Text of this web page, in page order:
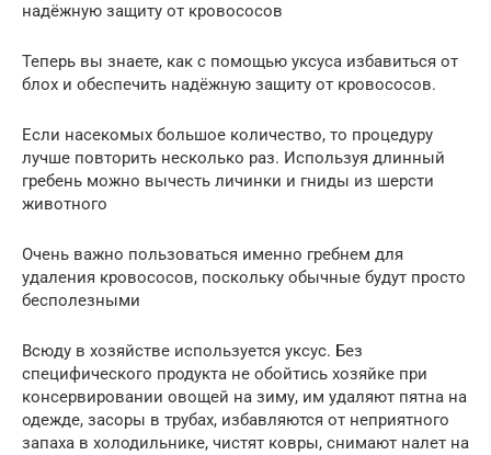
надёжную защиту от кровососов
Теперь вы знаете, как с помощью уксуса избавиться от
блох и обеспечить надёжную защиту от кровососов.
Если насекомых большое количество, то процедуру
лучше повторить несколько раз. Используя длинный
гребень можно вычесть личинки и гниды из шерсти
животного
Очень важно пользоваться именно гребнем для
удаления кровососов, поскольку обычные будут просто
бесполезными
Всюду в хозяйстве используется уксус. Без
специфического продукта не обойтись хозяйке при
консервировании овощей на зиму, им удаляют пятна на
одежде, засоры в трубах, избавляются от неприятного
запаха в холодильнике, чистят ковры, снимают налет на